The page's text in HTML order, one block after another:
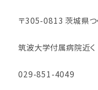
〒305-0813 茨城県
筑波大学付属病院近く
029-851-4049